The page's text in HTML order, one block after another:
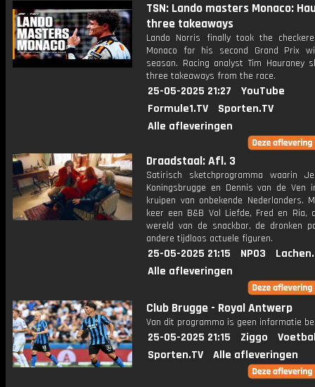
TSN: Lando masters Monaco:
three takeaways
Lando Norris finally took the
Monaco for his second Grand Prix
season. Racing analyst Tim Hauraney
three takeaways from the race.
25-05-2025 21:27
YouTube
Formule1.TV
Sporten.TV
Alle afleveringen
Draadstaal: Afl. 3
Satirisch sketchprogramma waarin
Koningsbrugge en Dennis van de Ven
kruipen van onbekende Nederlanders.
keer een B&B Vol Liefde, Fred en Ria,
wereld van de snackbar, de dronken
andere tijdloos actuele figuren.
25-05-2025 21:15 NPO3
Alle afleveringen
Club Brugge - Royal Antwerp
Van dit programma is geen informatie
25-05-2025 21:15 Ziggo
Sporten.TV
Alle afleveringen